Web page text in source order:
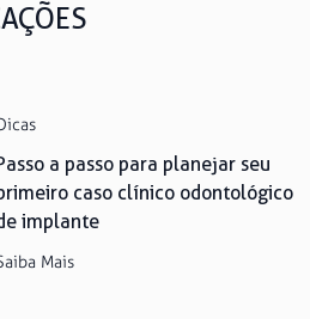
a passo para planejar seu
caso clínico odontológico
implante
Mais